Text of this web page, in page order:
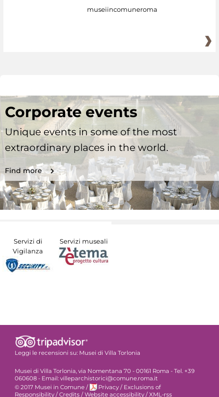
museiincomuneroma
Corporate events
Unique events in some of the most
extraordinary places in the world.
Find more
Servizi di
Vigilanza
Servizi museali
Leggi le recensioni su: Musei di Villa Torlonia
Musei di Villa Torlonia, via Nomentana 70 - 00161 Roma - Tel. +39
060608 - Email: villeparchistorici@comune.roma.it
© 2017 Musei in Comune / Privacy / Exclusions of
Responsibility / Credits / Website accessibility / XML-rss